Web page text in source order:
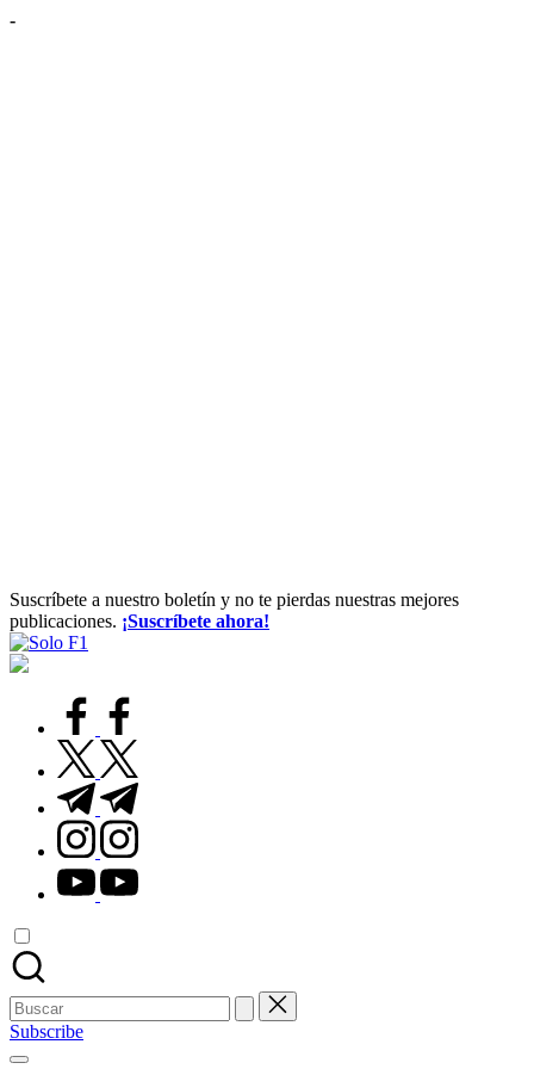
Saltar
-
Suscríbete a nuestro boletín y no te pierdas nuestras mejores
publicaciones. ¡Suscríbete ahora!
Para
facebook.com
twitter.com
t.me
instagram.com
youtube.com
Buscar:
Subscribe